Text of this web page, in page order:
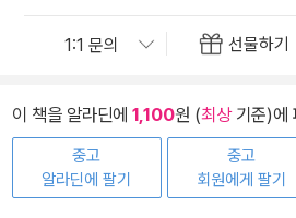
선물하기
이 책을 알라딘에 1,100원 (최상기준)에
중고
알라딘에 팔기
중고
회원에게 팔기